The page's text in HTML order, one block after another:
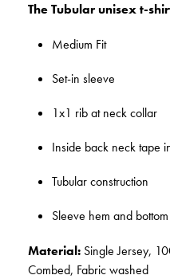
The Tubular unisex t-
Medium Fit
Set-in sleeve
1x1 rib at neck collar
Inside back neck tape
Tubular construction
Sleeve hem and
Material: Single Jersey,
Combed, Fabric washed